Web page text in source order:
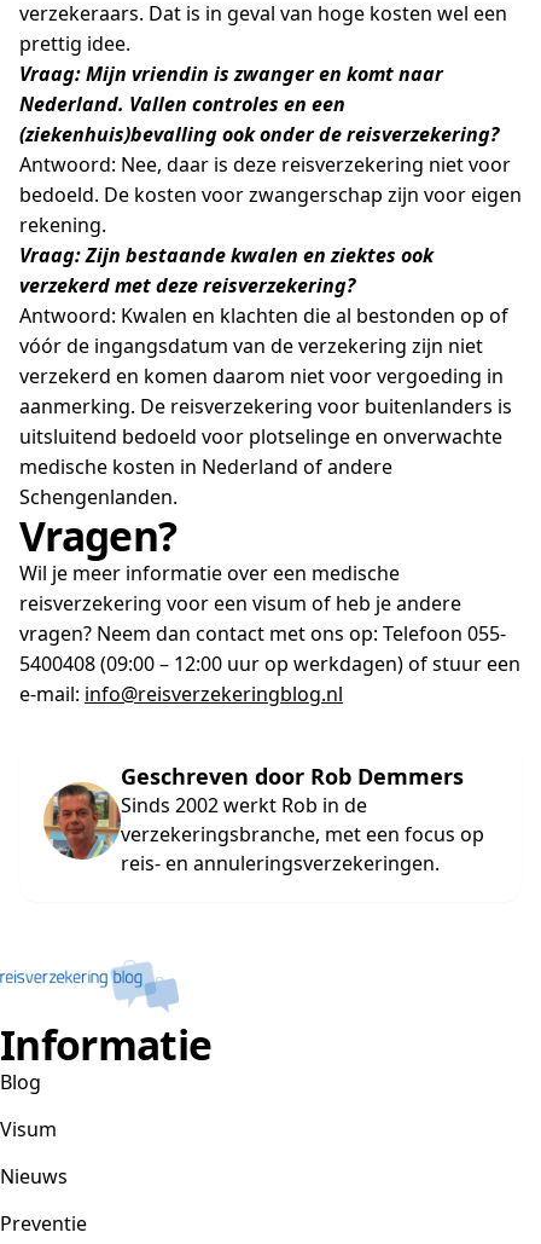
verzekeraars. Dat is in geval van hoge kosten wel een
prettig idee.
Vraag: Mijn vriendin is zwanger en komt naar
Nederland. Vallen controles en een
(ziekenhuis)bevalling ook onder de reisverzekering?
Antwoord: Nee, daar is deze reisverzekering niet voor
bedoeld. De kosten voor zwangerschap zijn voor eigen
rekening.
Vraag: Zijn bestaande kwalen en ziektes ook
verzekerd met deze reisverzekering?
Antwoord: Kwalen en klachten die al bestonden op of
vóór de ingangsdatum van de verzekering zijn niet
verzekerd en komen daarom niet voor vergoeding in
aanmerking. De reisverzekering voor buitenlanders is
uitsluitend bedoeld voor plotselinge en onverwachte
medische kosten in Nederland of andere
Schengenlanden.
Vragen?
Wil je meer informatie over een medische
reisverzekering voor een visum of heb je andere
vragen? Neem dan contact met ons op: Telefoon 055-
5400408 (09:00 – 12:00 uur op werkdagen) of stuur een
e-mail: info@reisverzekeringblog.nl
Geschreven door Rob Demmers
Sinds 2002 werkt Rob in de
verzekeringsbranche, met een focus op
reis- en annuleringsverzekeringen.
Informatie
Blog
Visum
Nieuws
Preventie